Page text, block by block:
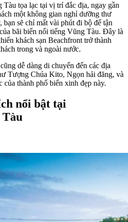
tọa lạc tại vị trí đắc địa, ngay gần
một không gian nghỉ dưỡng thư
sẽ chỉ mất vài phút đi bộ để tận
bãi biển nổi tiếng Vũng Tàu. Đây là
khách sạn Beachfront trở thành
trong và ngoài nước.
dễ dàng di chuyển đến các địa
Tượng Chúa Kito, Ngọn hải đăng, và
thành phố biển xinh đẹp này.
nổi bật tại